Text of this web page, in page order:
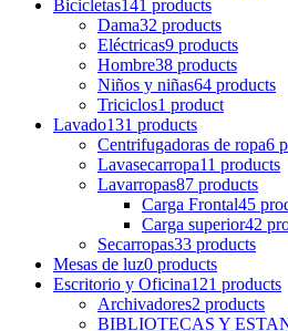
Bicicletas141 products
Dama32 products
Eléctricas9 products
Hombre38 products
Niños y niñas64 products
Triciclos1 product
Lavado131 products
Centrifugadoras de ropa6
Lavasecarropa11 products
Lavarropas87 products
Carga Frontal45
Carga superior42
Secarropas33 products
Mesas de luz0 products
Escritorio y Oficina121 products
Archivadores2 products
BIBLIOTECAS Y